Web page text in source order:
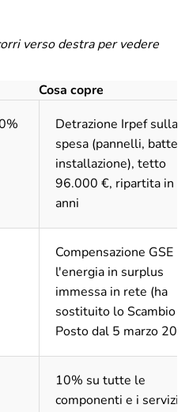
verso destra per vedere
Cosa copre
Detrazione Irpef sulla
spesa (pannelli,
installazione), tetto
96.000 €, ripartita in
anni
Compensazione GSE
l'energia in surplus
immessa in rete (ha
sostituito lo Scambio
Posto dal 5 marzo
10% su tutte le
componenti e i servizi